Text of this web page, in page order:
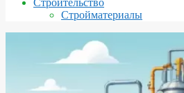
Стройматериалы